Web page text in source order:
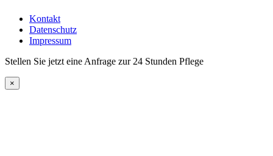
Kontakt
Datenschutz
Impressum
Stellen Sie jetzt eine Anfrage zur 24 Stunden Pflege
×